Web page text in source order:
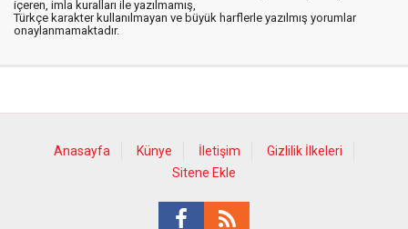
içeren, imla kuralları ile yazılmamış,
Türkçe karakter kullanılmayan ve büyük harflerle yazılmış yorumlar
onaylanmamaktadır.
Anasayfa Künye İletişim
Gizlilik İlkeleri
Sitene Ekle